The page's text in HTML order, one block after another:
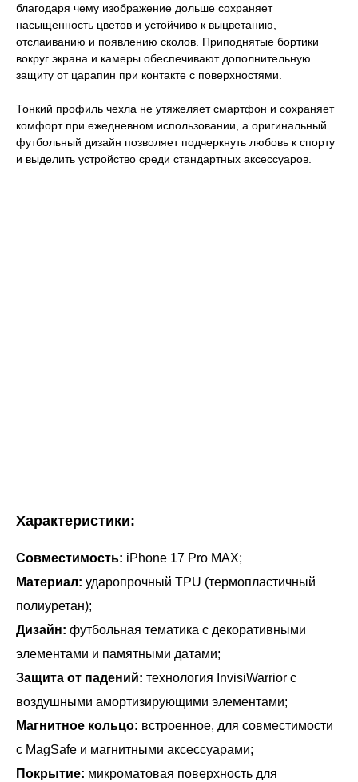
благодаря чему изображение дольше сохраняет
насыщенность цветов и устойчиво к выцветанию,
отслаиванию и появлению сколов. Приподнятые бортики
вокруг экрана и камеры обеспечивают дополнительную
защиту от царапин при контакте с поверхностями.
Тонкий профиль чехла не утяжеляет смартфон и сохраняет
комфорт при ежедневном использовании, а оригинальный
футбольный дизайн позволяет подчеркнуть любовь к спорту
и выделить устройство среди стандартных аксессуаров.
Характеристики:
Совместимость: iPhone 17 Pro MAX;
Материал: ударопрочный TPU (термопластичный
полиуретан);
Дизайн: футбольная тематика с декоративными
элементами и памятными датами;
Защита от падений: технология InvisiWarrior с
воздушными амортизирующими элементами;
Магнитное кольцо: встроенное, для совместимости
с MagSafe и магнитными аксессуарами;
Покрытие: микроматовая поверхность для